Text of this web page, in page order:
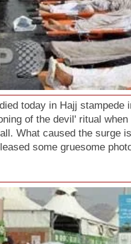
today in Hajj stampede
of the devil' ritual
What caused the surge
some gruesome